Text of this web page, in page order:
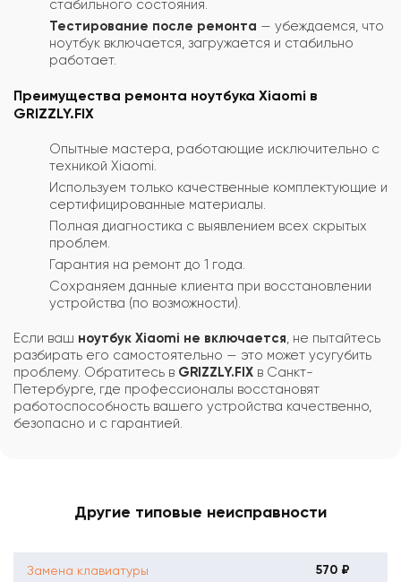
стабильного состояния.
Тестирование после ремонта — убеждаемся, что
ноутбук включается, загружается и стабильно
работает.
Преимущества ремонта ноутбука Xiaomi в
GRIZZLY.FIX
Опытные мастера, работающие исключительно с
техникой Xiaomi.
Используем только качественные комплектующие и
сертифицированные материалы.
Полная диагностика с выявлением всех скрытых
проблем.
Гарантия на ремонт до 1 года.
Сохраняем данные клиента при восстановлении
устройства (по возможности).
Если ваш ноутбук Xiaomi не включается , не пытайтесь
разбирать его самостоятельно — это может усугубить
проблему. Обратитесь в GRIZZLY.FIX в Санкт-
Петербурге, где профессионалы восстановят
работоспособность вашего устройства качественно,
безопасно и с гарантией.
Другие типовые неисправности
Замена клавиатуры 570 ₽